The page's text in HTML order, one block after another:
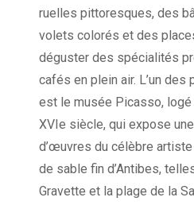
ruelles pittoresques, des
volets colorés et des
déguster des spécialités
cafés en plein air. L’un des
est le musée Picasso, logé
XVIe siècle, qui expose
d’œuvres du célèbre
de sable fin d’Antibes,
Gravette et la plage de la